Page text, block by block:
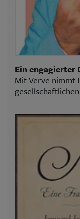
Ein engagierter
Mit Verve nimmt